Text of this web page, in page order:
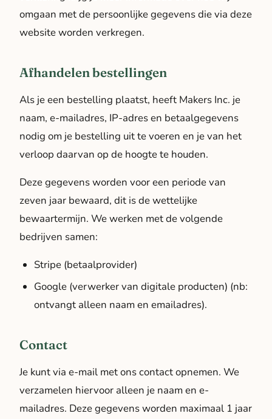
omgaan met de persoonlijke gegevens die via deze
website worden verkregen.
Afhandelen bestellingen
Als je een bestelling plaatst, heeft Makers Inc. je
naam, e-mailadres, IP-adres en betaalgegevens
nodig om je bestelling uit te voeren en je van het
verloop daarvan op de hoogte te houden.
Deze gegevens worden voor een periode van
zeven jaar bewaard, dit is de wettelijke
bewaartermijn. We werken met de volgende
bedrijven samen:
Stripe (betaalprovider)
Google (verwerker van digitale producten) (nb:
ontvangt alleen naam en emailadres).
Contact
Je kunt via e-mail met ons contact opnemen. We
verzamelen hiervoor alleen je naam en e-
mailadres. Deze gegevens worden maximaal 1 jaar